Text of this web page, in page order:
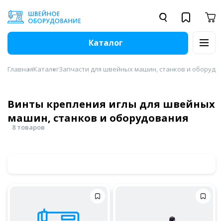
Каталог
ГлавнаяКаталогЗапчасти для швейных машин, станков и
Винты крепления иглы для швейных
машин, станков и оборудования
8 товаров